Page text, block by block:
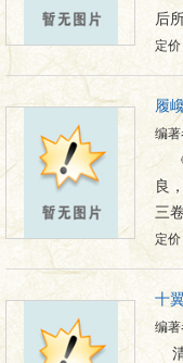
后
定
履
编
良
三
定
十
编